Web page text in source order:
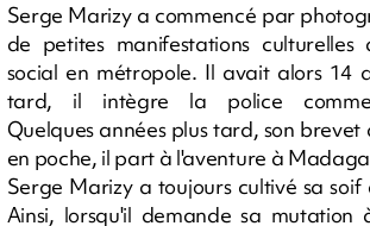
Serge Marizy a commencé par
de petites manifestations
social en métropole. Il avait alors 14
tard, il intègre la police
Quelques années plus tard, son
en poche, il part à l'aventure à
Serge Marizy a toujours cultivé sa soif
Ainsi, lorsqu'il demande sa mutation